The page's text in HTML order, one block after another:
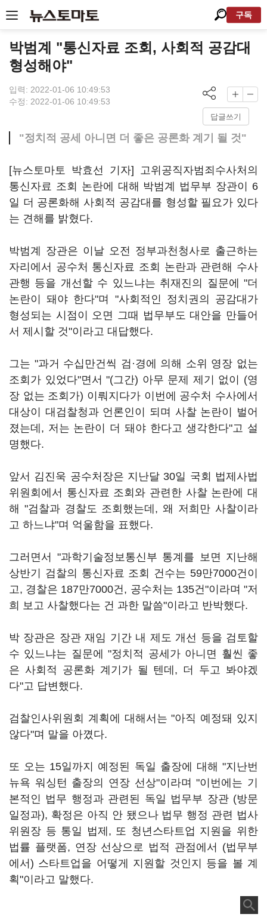
구독
박범계 "통신자료 조회, 사회적 공감대
형성해야"
입력: 2022-01-06 10:49:53
수정: 2022-01-06 10:49:53
답글쓰기
"정치적 공세 아니면 더 좋은 공론화 계기 될 것"
[뉴스토마토 박효선 기자] 고위공직자범죄수사처의
통신자료 조회 논란에 대해 박범계 법무부 장관이 6
일 더 공론화해 사회적 공감대를 형성할 필요가 있다
는 견해를 밝혔다.
박범계 장관은 이날 오전 정부과천청사로 출근하는
자리에서 공수처 통신자료 조회 논란과 관련해 수사
관행 등을 개선할 수 있느냐는 취재진의 질문에 "더
논란이 돼야 한다"며 "사회적인 정치권의 공감대가
형성되는 시점이 오면 그때 법무부도 대안을 만들어
서 제시할 것"이라고 대답했다.
그는 "과거 수십만건씩 검·경에 의해 소위 영장 없는
조회가 있었다"면서 "(그간) 아무 문제 제기 없이 (영
장 없는 조회가) 이뤄지다가 이번에 공수처 수사에서
대상이 대검찰청과 언론인이 되며 사찰 논란이 벌어
졌는데, 저는 논란이 더 돼야 한다고 생각한다"고 설
명했다.
앞서 김진욱 공수처장은 지난달 30일 국회 법제사법
위원회에서 통신자료 조회와 관련한 사찰 논란에 대
해 "검찰과 경찰도 조회했는데, 왜 저희만 사찰이라
고 하느냐"며 억울함을 표했다.
그러면서 "과학기술정보통신부 통계를 보면 지난해
상반기 검찰의 통신자료 조회 건수는 59만7000건이
고, 경찰은 187만7000건, 공수처는 135건"이라며 "저
희 보고 사찰했다는 건 과한 말씀"이라고 반박했다.
박 장관은 장관 재임 기간 내 제도 개선 등을 검토할
수 있느냐는 질문에 "정치적 공세가 아니면 훨씬 좋
은 사회적 공론화 계기가 될 텐데, 더 두고 봐야겠
다"고 답변했다.
검찰인사위원회 계획에 대해서는 "아직 예정돼 있지
않다"며 말을 아꼈다.
또 오는 15일까지 예정된 독일 출장에 대해 "지난번
뉴욕 워싱턴 출장의 연장 선상"이라며 "이번에는 기
본적인 법무 행정과 관련된 독일 법무부 장관 (방문
일정과), 확정은 아직 안 됐으나 법무 행정 관련 법사
위원장 등 통일 법제, 또 청년스타트업 지원을 위한
법률 플랫폼, 연장 선상으로 법적 관점에서 (법무부
에서) 스타트업을 어떻게 지원할 것인지 등을 볼 계
획"이라고 말했다.